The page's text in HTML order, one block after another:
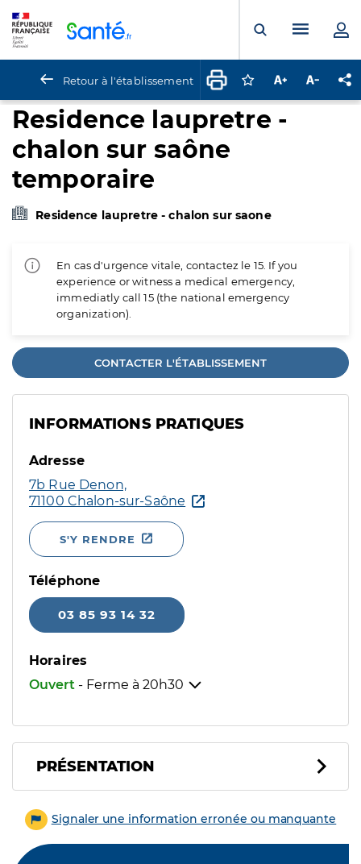
Ouvrir laMenu
Retour à l'établissement Connectez-vous
Augmenter la
Residence laupretre -
chalon sur saône
temporaire
Residence laupretre - chalon sur saone
En cas d'urgence vitale, contactez le 15. If you
experience or witness a medical emergency,
immediatly call 15 (the national emergency
organization).
CONTACTER L'ÉTABLISSEMENT
INFORMATIONS PRATIQUES
Adresse
7b Rue Denon,
71100 Chalon-sur-Saône
S'Y RENDRE
Téléphone
03 85 93 14 32
Horaires
Ouvert - Ferme à 20h30
PRÉSENTATION
Signaler une information erronée ou manquante